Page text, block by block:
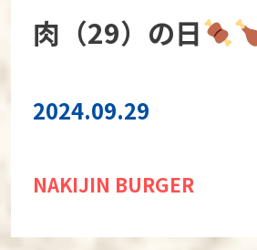
肉（29）の日
2024.09.29
NAKIJIN BURGER